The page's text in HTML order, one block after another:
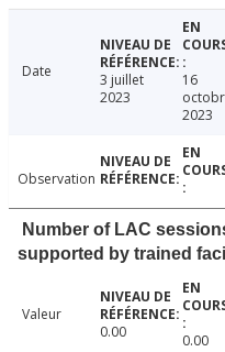
Date
3 juillet
2023
16
2023
Observation
Number of LAC
supported by trained
Valeur
0.00
0.00